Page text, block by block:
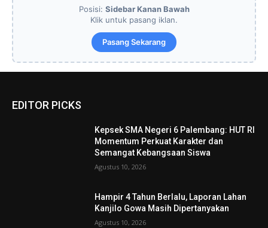
Posisi: Sidebar Kanan Bawah
Klik untuk pasang iklan.
Pasang Sekarang
EDITOR PICKS
Kepsek SMA Negeri 6 Palembang: HUT RI
Momentum Perkuat Karakter dan
Semangat Kebangsaan Siswa
Agustus 10, 2026
Hampir 4 Tahun Berlalu, Laporan Lahan
Kanjilo Gowa Masih Dipertanyakan
Agustus 10, 2026